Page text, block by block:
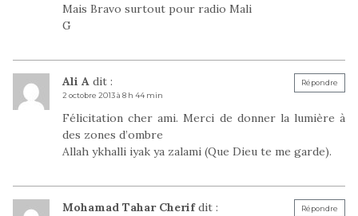
Mais Bravo surtout pour radio Mali
G
Ali A dit :
2 octobre 2013 à 8 h 44 min
Félicitation cher ami. Merci de donner la lumière à
des zones d’ombre
Allah ykhalli iyak ya zalami (Que Dieu te me garde).
Répondre
Mohamad Tahar Cherif dit : Répondre